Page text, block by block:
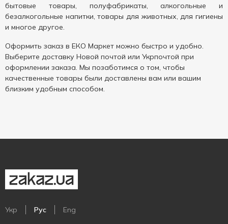
бытовые товары, полуфабрикаты, алкогольные и
безалкогольные напитки, товары для животных, для гигиены
и многое другое.
Оформить заказ в ЕКО Маркет можно быстро и удобно.
Выберите доставку Новой почтой или Укрпочтой при
оформлении заказа. Мы позаботимся о том, чтобы
качественные товары были доставлены вам или вашим
близким удобным способом.
Укр Рус Eng